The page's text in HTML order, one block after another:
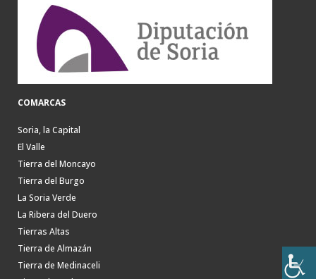
COMARCAS
Soria, la Capital
El Valle
Tierra del Moncayo
Tierra del Burgo
La Soria Verde
La Ribera del Duero
Tierras Altas
Tierra de Almazán
Tierra de Medinaceli